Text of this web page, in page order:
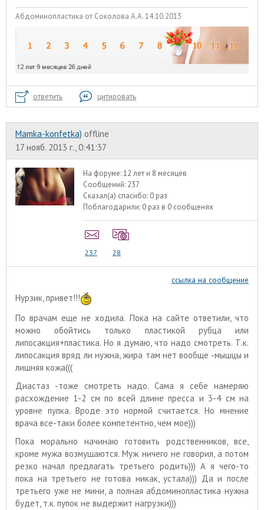
Абдоминопластика от Соколова А.А. 14.10.2013
ответить цитировать
Mamka-konfetka) offline
17 нояб. 2013 г., 0:41:37
На форуме:12 лет и 8 месяцев
Сообщений: 237
Сказал(а) спасибо: 0 раз
Поблагодарили: 0 раз в 0 сообщенях
237 28
ссылка на сообщение
Нурзик, привет!!!
По врачам еще не ходила. Пока на сайте ответили, что
можно обойтись только пластикой рубца или
липосакция+пластика. Но я думаю, что надо смотреть. Т.к.
липосакция вряд ли нужна, жира там нет вообще -мышцы и
лишняя кожа(((
Диастаз -тоже смотреть надо. Сама я себе намеряю
расхождение 1-2 см по всей длине пресса и 3-4 см на
уровне пупка. Вроде это нормой считается. Но мнение
врача все-таки более компетентно, чем мое)))
Пока морально начинаю готовить родственников, все,
кроме мужа возмущаются. Муж ничего не говорил, а потом
резко начал предлагать третьего родить))) А я чего-то
пока на третьего не готова никак, устала))) Да и после
третьего уже не мини, а полная абдоминопластика нужна
будет, т.к. пупок не выдержит нагрузки)))